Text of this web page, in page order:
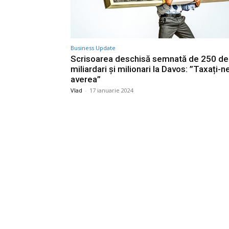
Business Update
Scrisoarea deschisă semnată de 250 de
miliardari și milionari la Davos: ”Taxați-
averea”
Vlad - 17 ianuarie 2024